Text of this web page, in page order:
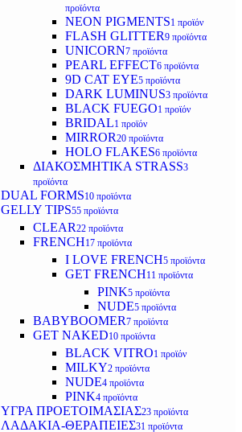
προϊόντα
NEON PIGMENTS1 προϊόν
FLASH GLITTER9 προϊόντα
UNICORN7 προϊόντα
PEARL EFFECT6 προϊόντα
9D CAT EYE5 προϊόντα
DARK LUMINUS3 προϊόντα
BLACK FUEGO1 προϊόν
BRIDAL1 προϊόν
MIRROR20 προϊόντα
HOLO FLAKES6 προϊόντα
ΔΙΑΚΟΣΜΗΤΙΚΑ STRASS3
προϊόντα
DUAL FORMS10 προϊόντα
GELLY TIPS55 προϊόντα
CLEAR22 προϊόντα
FRENCH17 προϊόντα
I LOVE FRENCH5 προϊόντα
GET FRENCH11 προϊόντα
PINK5 προϊόντα
NUDE5 προϊόντα
BABYBOOMER7 προϊόντα
GET NAKED10 προϊόντα
BLACK VITRO1 προϊόν
MILKY2 προϊόντα
NUDE4 προϊόντα
PINK4 προϊόντα
ΥΓΡΑ ΠΡΟΕΤΟΙΜΑΣΙΑΣ23 προϊόντα
ΛΑΔΑΚΙΑ-ΘΕΡΑΠΕΙΕΣ31 προϊόντα